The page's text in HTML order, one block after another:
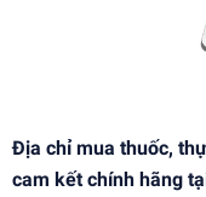
Địa chỉ mua thuốc,
cam kết chính hãng